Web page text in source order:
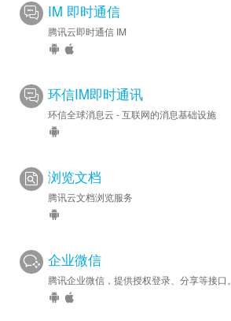
IM 即时通信
腾讯云即时通信 IM
环信IM即时通讯
环信全球消息云 - 互联网的消息基础设施
浏览文档
腾讯云文档浏览服务
企业微信
腾讯企业微信，提供授权登录、分享等接口。